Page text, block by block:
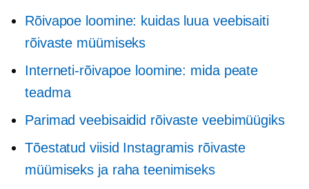
Rõivapoe loomine: kuidas luua veebisaiti
rõivaste müümiseks
Interneti-rõivapoe loomine: mida peate
teadma
Parimad veebisaidid rõivaste veebimüügiks
Tõestatud viisid Instagramis rõivaste
müümiseks ja raha teenimiseks